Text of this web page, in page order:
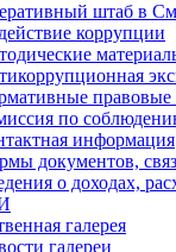
штаб в
коррупции
правовые
по
информация
документов,
о доходах,
галерея
галереи